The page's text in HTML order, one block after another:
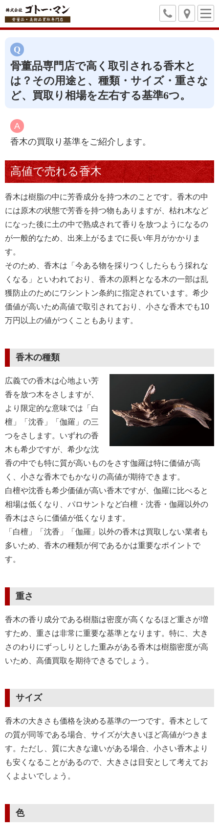
骨董品専門店で高く取引される香木と
は？その用途と、種類・サイズ・重さな
ど、買取り相場を左右する基準6つ。
香木の買取り基準をご紹介します。
高値で売れる香木
香木は樹脂の中に芳香成分を持つ木のことです。香木の中
には原木の状態で芳香を持つ物もありますが、枯れ木など
になった後に土の中で熟成されて香りを放つようになるの
が一般的なため、出来上がるまでに長い年月がかかりま
す。
そのため、香木は「今ある物を採りつくしたらもう採れな
くなる」といわれており、香木の原料となる木の一部は乱
獲防止のためにワシントン条約に指定されています。希少
価値が高いため高値で取引されており、小さな香木でも10
万円以上の値がつくこともあります。
香木の種類
広義での香木は心地よい芳
香を放つ木をさしますが、
より限定的な意味では「白
檀」「沈香」「伽羅」の三
つをさします。いずれの香
木も希少ですが、希少な沈
香の中でも特に質が高いものをさす伽羅は特に価値が高
く、小さな香木でもかなりの高値が期待できます。
白檀や沈香も希少価値が高い香木ですが、伽羅に比べると
相場は低くなり、パロサントなど白檀・沈香・伽羅以外の
香木はさらに価値が低くなります。
「白檀」「沈香」「伽羅」以外の香木は買取しない業者も
多いため、香木の種類が何であるかは重要なポイントで
す。
重さ
香木の香り成分である樹脂は密度が高くなるほど重さが増
すため、重さは非常に重要な基準となります。特に、大き
さのわりにずっしりとした重みがある香木は樹脂密度が高
いため、高価買取を期待できるでしょう。
サイズ
香木の大きさも価格を決める基準の一つです。香木として
の質が同等である場合、サイズが大きいほど高値がつきま
す。ただし、質に大きな違いがある場合、小さい香木より
も安くなることがあるので、大きさは目安として考えてお
くよよいでしょう。
色